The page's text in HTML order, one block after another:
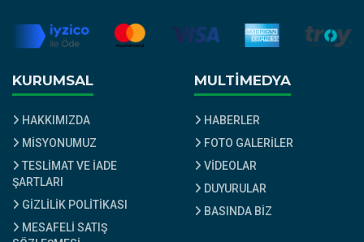
KURUMSAL
HAKKIMIZDA
MİSYONUMUZ
TESLİMAT VE İADE
ŞARTLARI
GİZLİLİK POLİTİKASI
MESAFELİ SATIŞ
MULTİMEDYA
HABERLER
FOTO GALERİLER
VİDEOLAR
DUYURULAR
BASINDA BİZ